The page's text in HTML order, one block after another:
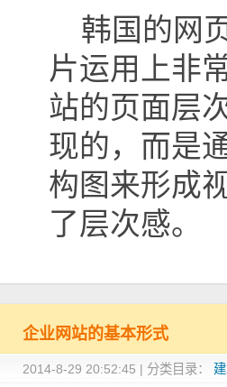
韩国的网
片运用上非
站的页面层
现的，而是
构图来形成
了层次感。
企业网站的基本形式
2014-8-29 20:52:45 | 分类目录：